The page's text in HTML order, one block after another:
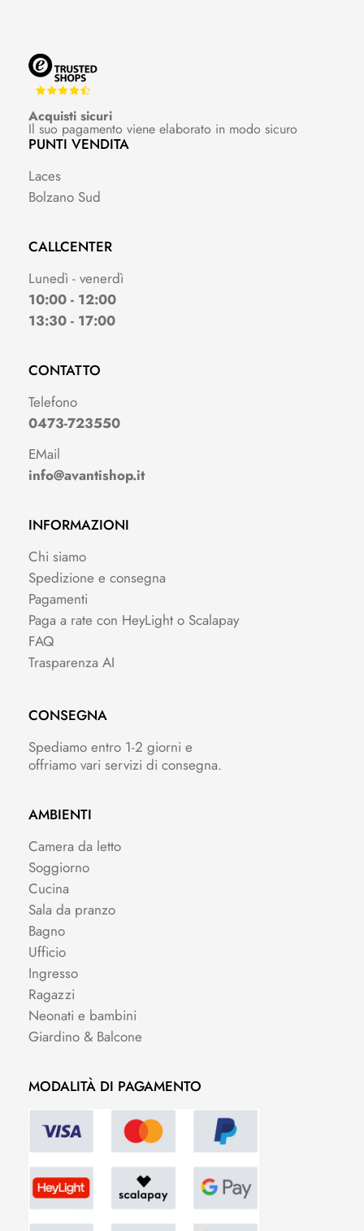
Acquisti sicuri
Il suo pagamento viene elaborato in modo sicuro
PUNTI VENDITA
Laces
Bolzano Sud
CALLCENTER
Lunedì - venerdì
10:00 - 12:00
13:30 - 17:00
CONTATTO
Telefono
0473-723550
EMail
info@avantishop.it
INFORMAZIONI
Chi siamo
Spedizione e consegna
Pagamenti
Paga a rate con HeyLight o Scalapay
FAQ
Trasparenza AI
CONSEGNA
Spediamo entro 1-2 giorni e
offriamo vari servizi di consegna.
AMBIENTI
Camera da letto
Soggiorno
Cucina
Sala da pranzo
Bagno
Ufficio
Ingresso
Ragazzi
Neonati e bambini
Giardino & Balcone
MODALITÀ DI PAGAMENTO